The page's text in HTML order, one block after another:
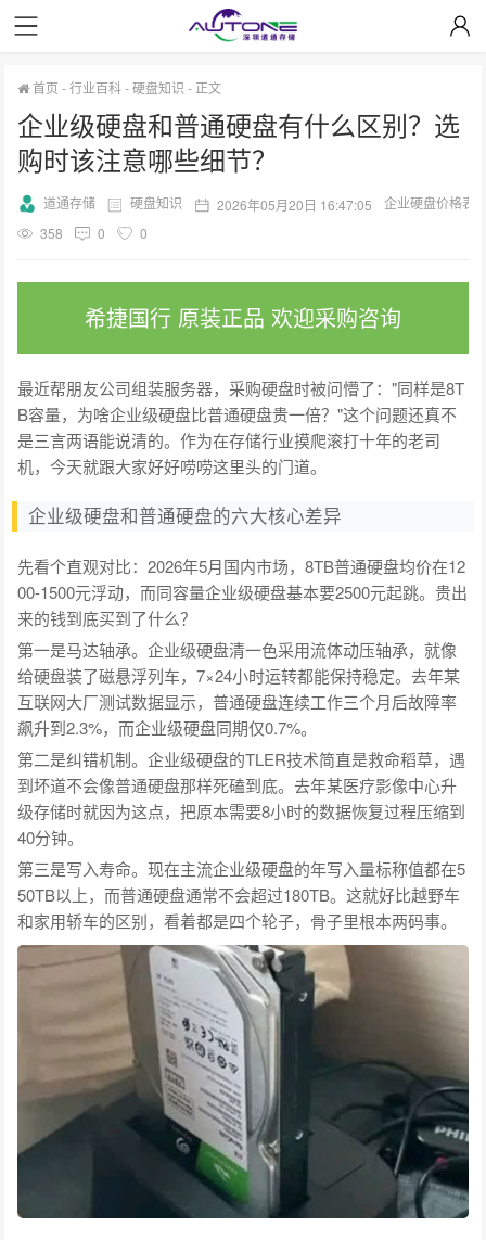
首页 -行业百科-硬盘知识 - 正文
企业级硬盘和普通硬盘有什么区别？选
购时该注意哪些细节？
道通存储 硬盘知识 2026年05月20日 16:47:05
企业硬盘价格表
358
0 0
希捷国行 原装正品 欢迎采购咨询
最近帮朋友公司组装服务器，采购硬盘时被问懵了："同样是8T
B容量，为啥企业级硬盘比普通硬盘贵一倍？"这个问题还真不
是三言两语能说清的。作为在存储行业摸爬滚打十年的老司
机，今天就跟大家好好唠唠这里头的门道。
企业级硬盘和普通硬盘的六大核心差异
先看个直观对比：2026年5月国内市场，8TB普通硬盘均价在12
00-1500元浮动，而同容量企业级硬盘基本要2500元起跳。贵出
来的钱到底买到了什么？
第一是马达轴承。企业级硬盘清一色采用流体动压轴承，就像
给硬盘装了磁悬浮列车，7×24小时运转都能保持稳定。去年某
互联网大厂测试数据显示，普通硬盘连续工作三个月后故障率
飙升到2.3%，而企业级硬盘同期仅0.7%。
第二是纠错机制。企业级硬盘的TLER技术简直是救命稻草，遇
到坏道不会像普通硬盘那样死磕到底。去年某医疗影像中心升
级存储时就因为这点，把原本需要8小时的数据恢复过程压缩到
40分钟。
第三是写入寿命。现在主流企业级硬盘的年写入量标称值都在5
50TB以上，而普通硬盘通常不会超过180TB。这就好比越野车
和家用轿车的区别，看着都是四个轮子，骨子里根本两码事。